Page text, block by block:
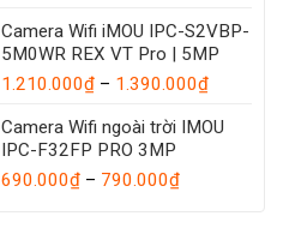
từ
905.000₫
đến
Camera Wifi iMOU IPC-S2VBP-
5M0WR REX VT Pro | 5MP
1.210.000₫ – 1.390.000₫Khoảng
từ
Camera Wifi ngoài trời IMOU
IPC-F32FP PRO 3MP
690.000₫ – 790.000₫Khoảng